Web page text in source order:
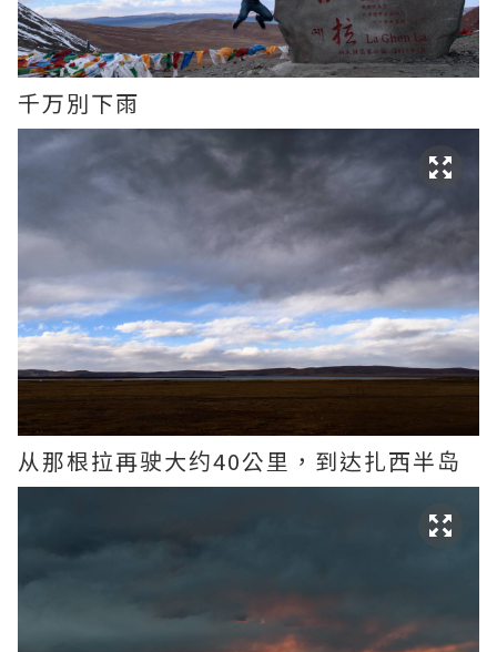
千万別下雨
从那根拉再驶大约40公里，到达扎西半岛